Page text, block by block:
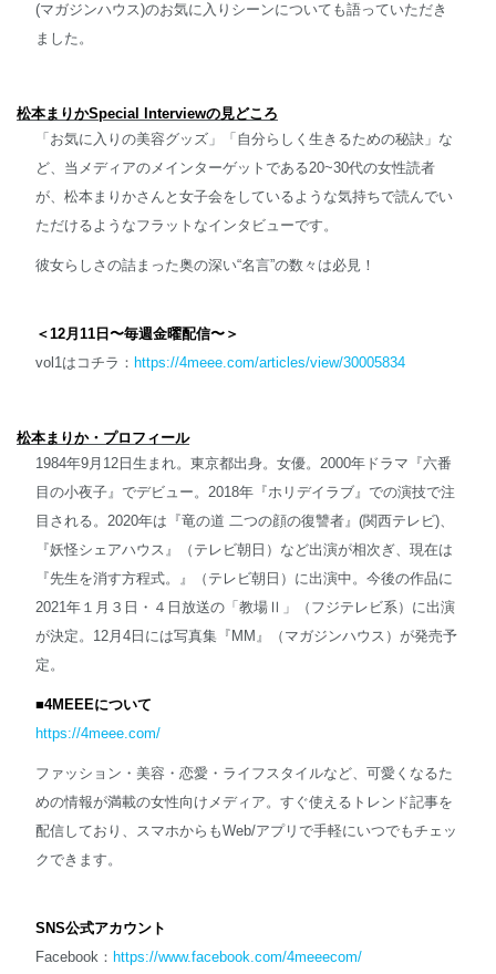
(マガジンハウス)のお気に入りシーンについても語っていただき
ました。
松本まりかSpecial lnterviewの見どころ
「お気に入りの美容グッズ」「自分らしく生きるための秘訣」な
ど、当メディアのメインターゲットである20~30代の女性読者
が、松本まりかさんと女子会をしているような気持ちで読んでい
ただけるようなフラットなインタビューです。
彼女らしさの詰まった奥の深い“名言”の数々は必見！
＜12月11日〜毎週金曜配信〜＞
vol1はコチラ： https://4meee.com/articles/view/30005834
松本まりか・プロフィール
1984年9月12日生まれ。東京都出身。女優。2000年ドラマ『六番
目の小夜子』でデビュー。2018年『ホリデイラブ』での演技で注
目される。2020年は『竜の道 二つの顔の復讐者』(関西テレビ)、
『妖怪シェアハウス』（テレビ朝日）など出演が相次ぎ、現在は
『先生を消す方程式。』（テレビ朝日）に出演中。今後の作品に
2021年１月３日・４日放送の「教場Ⅱ」（フジテレビ系）に出演
が決定。12月4日には写真集『MM』（マガジンハウス）が発売予
定。
■4MEEEについて
https://4meee.com/
ファッション・美容・恋愛・ライフスタイルなど、可愛くなるた
めの情報が満載の女性向けメディア。すぐ使えるトレンド記事を
配信しており、スマホからもWeb/アプリで手軽にいつでもチェッ
クできます。
SNS公式アカウント
Facebook： https://www.facebook.com/4meeecom/